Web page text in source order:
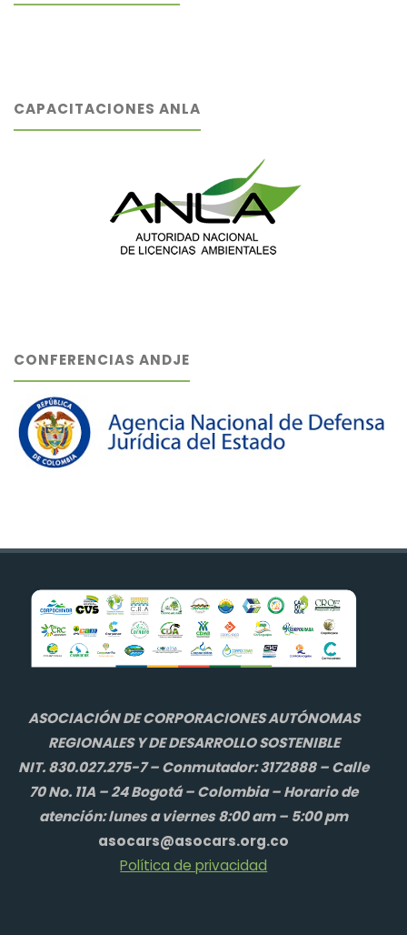
CAPACITACIONES ANLA
CONFERENCIAS ANDJE
ASOCIACIÓN DE CORPORACIONES AUTÓNOMAS
REGIONALES Y DE DESARROLLO SOSTENIBLE
NIT. 830.027.275-7 – Conmutador: 3172888 – Calle
70 No. 11A – 24 Bogotá – Colombia – Horario de
atención: lunes a viernes 8:00 am – 5:00 pm
asocars@asocars.org.co
Política de privacidad